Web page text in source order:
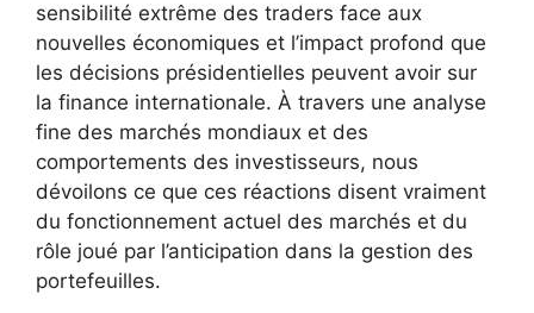
sensibilité extrême des traders face aux
nouvelles économiques et l’impact profond que
les décisions présidentielles peuvent avoir sur
la finance internationale. À travers une analyse
fine des marchés mondiaux et des
comportements des investisseurs, nous
dévoilons ce que ces réactions disent vraiment
du fonctionnement actuel des marchés et du
rôle joué par l’anticipation dans la gestion des
portefeuilles.